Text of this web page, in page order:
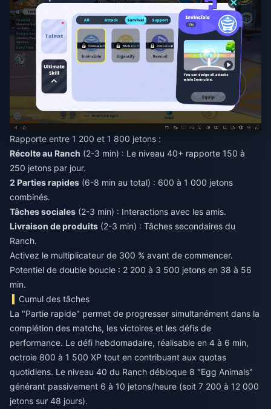
Rapporte entre 1 200 et 1 800 jetons :
Récolte au Ranch (2-3 min) : Le niveau 40+ rapporte 150 à
250 jetons par jour.
2 Parties rapides (6-8 min au total) : 600 à 1 000 jetons
combinés.
Tâches sociales (2-3 min) : Interactions avec les amis.
Livraison de produits (2-3 min) : Tâches secondaires du
Ranch.
Activez le multiplicateur de 300 % avant de commencer.
Potentiel de double boucle : 2 200 à 3 500 jetons en 38 à 56
min.
Cumul des tâches
La "Partie rapide" permet de progresser simultanément dans la
complétion des matchs, les victoires et les défis de
performance. Le défi hebdomadaire, réalisable en 4 à 6 min,
octroie 800 à 1 500 XP tout en contribuant aux quotas
quotidiens. Le niveau 40 du Ranch débloque 8 "Egg Animals"
générant passivement 6 à 10 jetons/heure (soit 7 200 à 12 000
jetons sur 48 jours).